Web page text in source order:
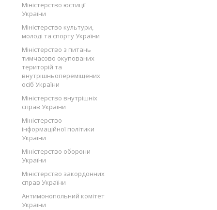
Міністерство юстиції
України
Міністерство культури,
молоді та спорту України
Міністерство з питань
тимчасово окупованих
територій та
внутрішньопереміщених
осіб України
Міністерство внутрішніх
справ України
Міністерство
інформаційної політики
України
Міністерство оборони
України
Міністерство закордонних
справ України
Антимонопольний комітет
України